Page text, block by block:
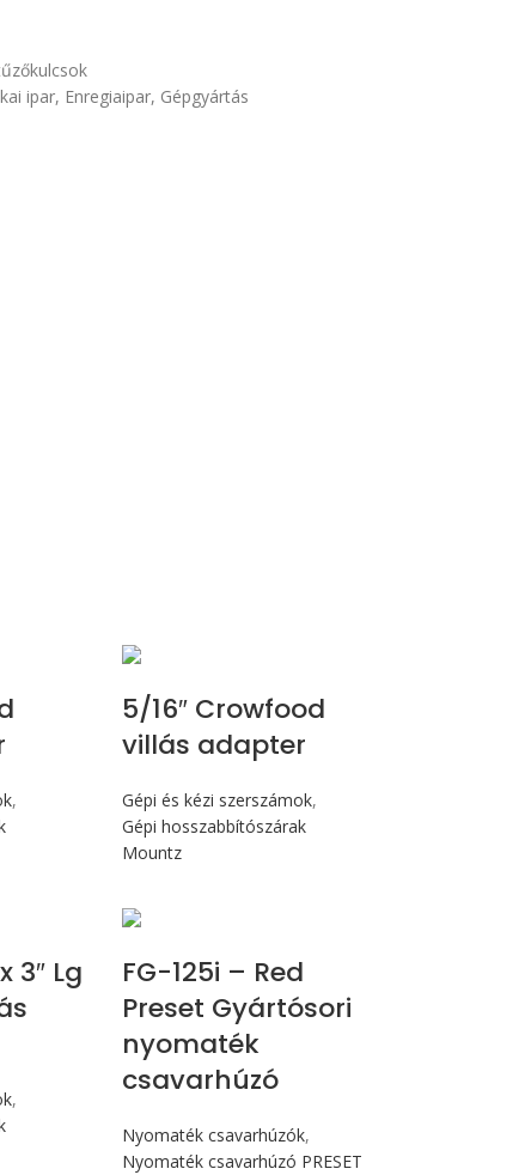
ipar, Enregiaipar, Gépgyártás
,
5/16″ Crowfood
villás adapter
Gépi és kézi szerszámok,
Gépi hosszabbítószárak
Mountz
3″ Lg
,
FG-125i – Red
Preset Gyártósori
nyomaték
csavarhúzó
Nyomaték csavarhúzók,
Nyomaték csavarhúzó PRESET